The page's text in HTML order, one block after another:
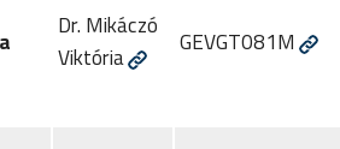
Dr. Mikáczó
Viktória
GEVGT081M